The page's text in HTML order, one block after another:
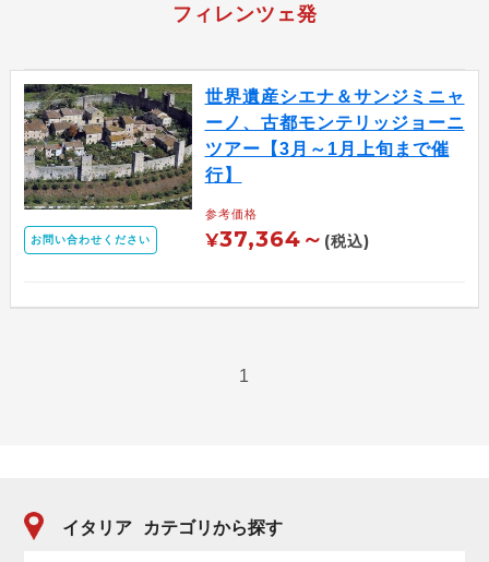
フィレンツェ発
お問い合わせください
世界遺産シエナ＆サンジミニャ
ーノ、古都モンテリッジョーニ
ツアー【3月～1月上旬まで催
行】
参考価格
¥37,364～ (税込)
1
イタリア カテゴリから探す